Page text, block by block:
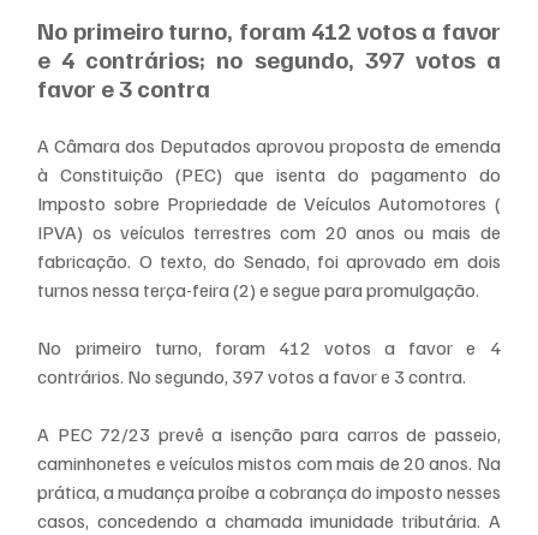
No primeiro turno, foram 412 votos a favor
e 4 contrários; no segundo, 397 votos a
favor e 3 contra
A Câmara dos Deputados aprovou proposta de emenda
à Constituição (PEC) que isenta do pagamento do
Imposto sobre Propriedade de Veículos Automotores (
IPVA) os veículos terrestres com 20 anos ou mais de
fabricação. O texto, do Senado, foi aprovado em dois
turnos nessa terça-feira (2) e segue para promulgação.
No primeiro turno, foram 412 votos a favor e 4
contrários. No segundo, 397 votos a favor e 3 contra.
A PEC 72/23 prevê a isenção para carros de passeio,
caminhonetes e veículos mistos com mais de 20 anos. Na
prática, a mudança proíbe a cobrança do imposto nesses
casos, concedendo a chamada imunidade tributária. A